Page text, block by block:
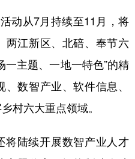
动从7月持续至11月，将
两江新区、北碚、奉节六
一主题、一地一特色”的精
数智产业、软件信息、
村六大重点领域。
将陆续开展数智产业人才